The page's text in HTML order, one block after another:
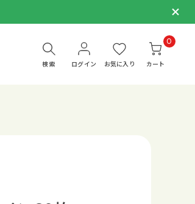
検索 ログイン お気に入り
0
カート